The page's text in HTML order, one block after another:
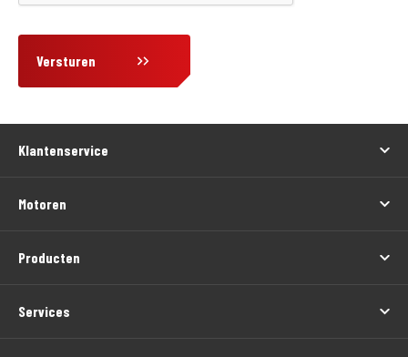
Versturen
Klantenservice
Motoren
Producten
Services